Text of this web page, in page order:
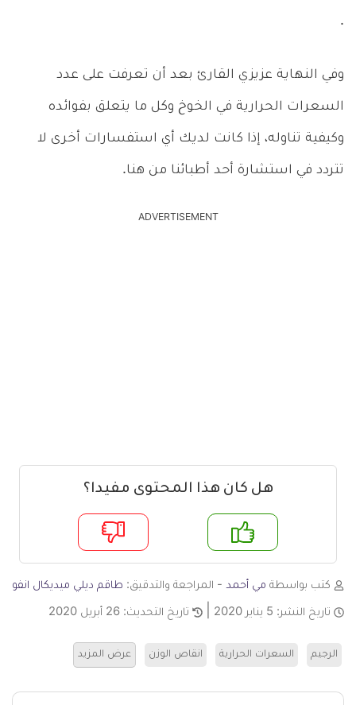
.
وفي النهاية عزيزي القارئ بعد أن تعرفت على عدد
السعرات الحرارية في الخوخ وكل ما يتعلق بفوائده
وكيفية تناوله، إذا كانت لديك أي استفسارات أخرى لا
تتردد في استشارة أحد أطبائنا من هنا.
ADVERTISEMENT
هل كان هذا المحتوى مفيدا؟
لا
كتب بواسطة مي أحمد - المراجعة والتدقيق: طاقم ديلي ميديكال انفو
تاريخ النشر: 5 يناير 2020 تاريخ التحديث: 26 أبريل 2020
الرجيم السعرات الحرارية انقاص الوزن عرض المزيد